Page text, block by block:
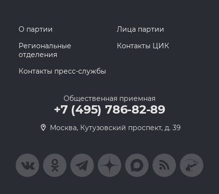
О партии
Лица партии
Региональные
отделения
Контакты ЦИК
Контакты пресс-службы
Общественная приемная
+7 (495) 786-82-89
Москва, Кутузовский проспект, д. 39